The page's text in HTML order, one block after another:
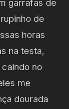
garrafas de
de
horas
na testa,
no
me
dourada